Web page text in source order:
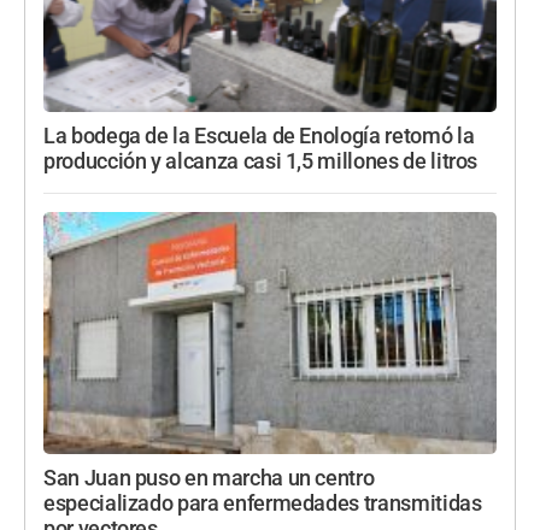
La bodega de la Escuela de Enología retomó la
producción y alcanza casi 1,5 millones de litros
San Juan puso en marcha un centro
especializado para enfermedades transmitidas